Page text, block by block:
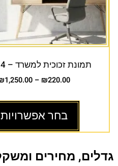
תמונת זכוכית למשרד – AU-014
₪220.00
–
1,250.00
בחר אפשרויות
גדלים, מחירים